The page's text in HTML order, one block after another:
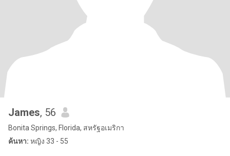
James, 56
Bonita Springs, Florida, สหรัฐอเมริกา
ค้นหา: หญิง 33 - 55